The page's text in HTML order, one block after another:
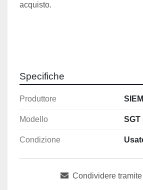
acquisto.
Specifiche
Produttore
Modello SGT
Condizione
Condividere tramite